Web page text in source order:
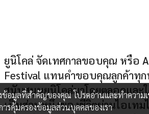
ยูนิโคล่ จัดเทศกาลขอบคุณ หรือ
Festival แทนคำขอบคุณลูกค้าทุ
สนับสนุนยูนิโคล่มาโดยตลอดและ
เป็นส่วนหนึ่งของชีวิตผ่านไอเทม
อมูลที่สำคัญของคุณ โปรดอ่านและทำความเ
รคุ้มครองข้อมูลส่วนบุคคลของเรา